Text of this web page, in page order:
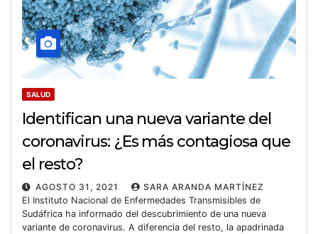
SALUD
Identifican una nueva variante del
coronavirus: ¿Es más contagiosa que
el resto?
AGOSTO 31, 2021
SARA ARANDA MARTÍNEZ
El Instituto Nacional de Enfermedades Transmisibles de
Sudáfrica ha informado del descubrimiento de una nueva
variante de coronavirus. A diferencia del resto, la apadrinada